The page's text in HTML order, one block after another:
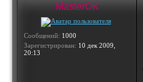
MasterOK
Сообщений: 1000
Зарегистрирован: 10 дек 2009,
20:13